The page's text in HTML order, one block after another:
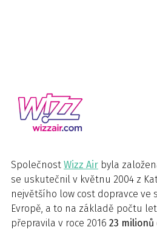
Společnost Wizz Air byla
se uskutečnil v květnu 2004 z
největšího low cost dopravce ve
Evropě, a to na základě počtu
přepravila v roce 2016 23